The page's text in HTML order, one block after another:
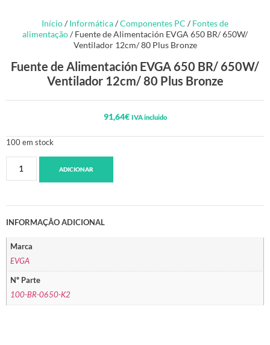
Início/ Informática/Componentes PC / Fontes de
alimentação/ Fuente de Alimentación EVGA 650 BR/ 650W/
Ventilador 12cm/ 80 Plus Bronze
Fuente de Alimentación EVGA 650 BR/ 650W/
Ventilador 12cm/ 80 Plus Bronze
91,64€ IVA incluido
100 em stock
ADICIONAR
INFORMAÇÃO ADICIONAL
Marca
EVGA
Nº Parte
100-BR-0650-K2